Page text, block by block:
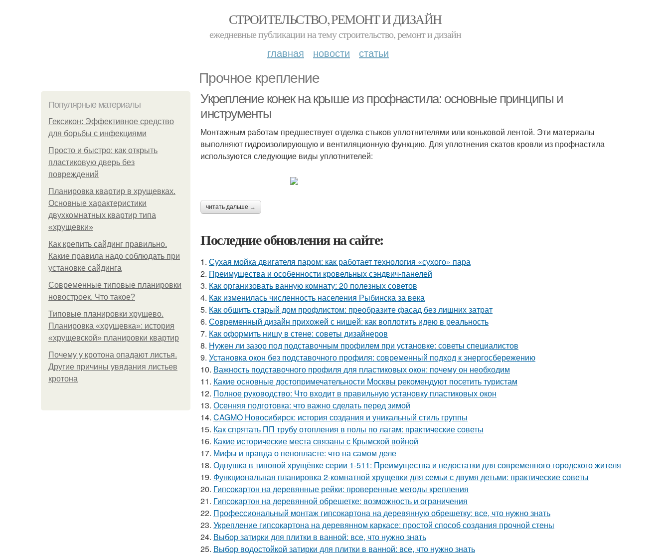
СТРОИТЕЛЬСТВО, РЕМОНТ И ДИЗАЙН
ежедневные публикации на тему строительство, ремонт и дизайн
главная новости статьи
Прочное крепление
Популярные материалы
Гексикон: Эффективное средство
для борьбы с инфекциями
Просто и быстро: как открыть
пластиковую дверь без
повреждений
Планировка квартир в хрущевках.
Основные характеристики
двухкомнатных квартир типа
«хрущевки»
Как крепить сайдинг правильно.
Какие правила надо соблюдать при
установке сайдинга
Современные типовые планировки
новостроек. Что такое?
Типовые планировки хрущево.
Планировка «хрущевка»: история
«хрущевской» планировки квартир
Почему у кротона опадают листья.
Другие причины увядания листьев
кротона
Укрепление конек на крыше из профнастила: основные принципы и
инструменты
Монтажным работам предшествует отделка стыков уплотнителями или коньковой лентой. Эти материалы
выполняют гидроизолирующую и вентиляционную функцию. Для уплотнения скатов кровли из профнастила
используются следующие виды уплотнителей:
читать дальше →
Последние обновления на сайте:
1. Сухая мойка двигателя паром: как работает технология «сухого» пара
2. Преимущества и особенности кровельных сэндвич-панелей
3. Как организовать ванную комнату: 20 полезных советов
4. Как изменилась численность населения Рыбинска за века
5. Как обшить старый дом профлистом: преобразите фасад без лишних затрат
6. Современный дизайн прихожей с нишей: как воплотить идею в реальность
7. Как оформить нишу в стене: советы дизайнеров
8. Нужен ли зазор под подставочным профилем при установке: советы специалистов
9. Установка окон без подставочного профиля: современный подход к энергосбережению
10. Важность подставочного профиля для пластиковых окон: почему он необходим
11. Какие основные достопримечательности Москвы рекомендуют посетить туристам
12. Полное руководство: Что входит в правильную установку пластиковых окон
13. Осенняя подготовка: что важно сделать перед зимой
14. CAGMO Новосибирск: история создания и уникальный стиль группы
15. Как спрятать ПП трубу отопления в полы по лагам: практические советы
16. Какие исторические места связаны с Крымской войной
17. Мифы и правда о пенопласте: что на самом деле
18. Однушка в типовой хрущёвке серии 1-511: Преимущества и недостатки для современного городского жителя
19. Функциональная планировка 2-комнатной хрущевки для семьи с двумя детьми: практические советы
20. Гипсокартон на деревянные рейки: проверенные методы крепления
21. Гипсокартон на деревянной обрешетке: возможность и ограничения
22. Профессиональный монтаж гипсокартона на деревянную обрешетку: все, что нужно знать
23. Укрепление гипсокартона на деревянном каркасе: простой способ создания прочной стены
24. Выбор затирки для плитки в ванной: все, что нужно знать
25. Выбор водостойкой затирки для плитки в ванной: все, что нужно знать